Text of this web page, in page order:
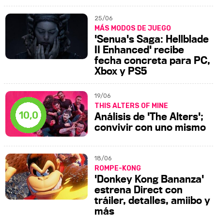
25/06
MÁS MODOS DE JUEGO
'Senua's Saga: Hellblade
II Enhanced' recibe
fecha concreta para PC,
Xbox y PS5
10,0
19/06
THIS ALTERS OF MINE
Análisis de 'The Alters';
convivir con uno mismo
18/06
ROMPE-KONG
'Donkey Kong Bananza'
estrena Direct con
tráiler, detalles, amiibo y
más